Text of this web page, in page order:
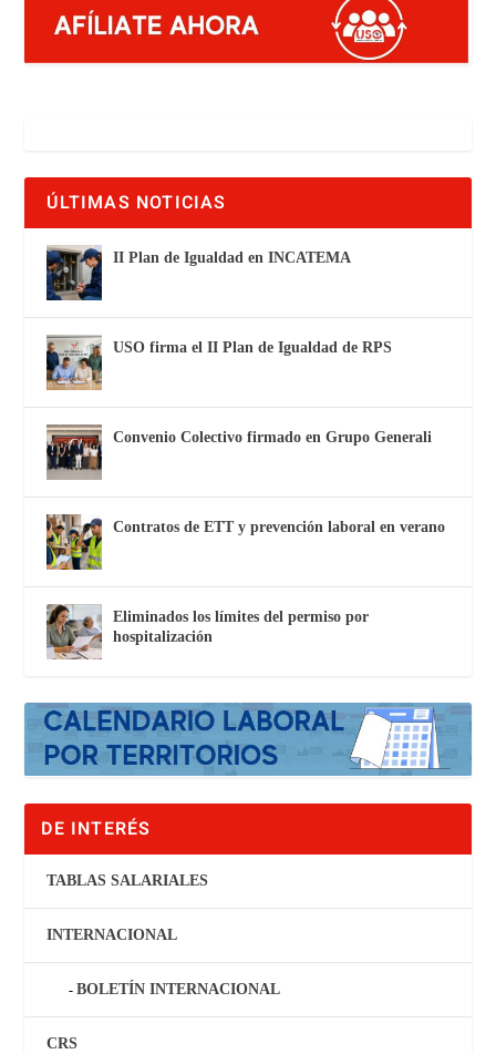
ÚLTIMAS NOTICIAS
II Plan de Igualdad en INCATEMA
USO firma el II Plan de Igualdad de RPS
Convenio Colectivo firmado en Grupo Generali
Contratos de ETT y prevención laboral en verano
Eliminados los límites del permiso por
hospitalización
DE INTERÉS
TABLAS SALARIALES
INTERNACIONAL
BOLETÍN INTERNACIONAL
CRS